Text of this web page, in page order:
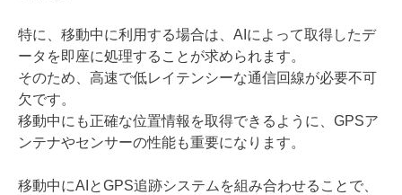
特に、移動中に利用する場合は、AIによって取得したデ
ータを即座に処理することが求められます。
そのため、高速で低レイテンシーな通信回線が必要不可
欠です。
移動中にも正確な位置情報を取得できるように、GPSア
ンテナやセンサーの性能も重要になります。
移動中にAIとGPS追跡システムを組み合わせることで、